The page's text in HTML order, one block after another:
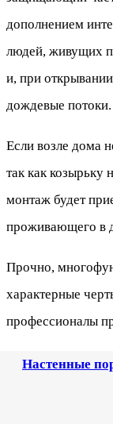
дополнением
людей, живущих
и, при
дождевые потоки.
Если возле дома
так как козырьку
монтаж будет
проживающего в
Прочно,
характерные
профессионалы
Настенные